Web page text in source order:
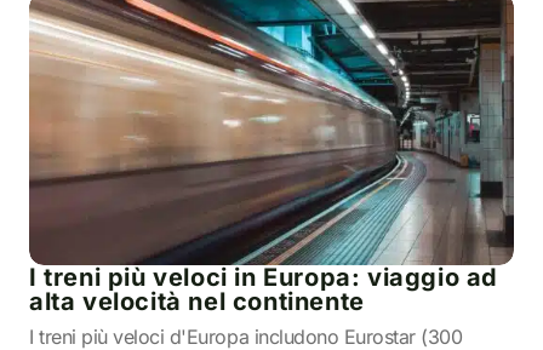
I treni più veloci in Europa: viaggio ad
alta velocità nel continente
I treni più veloci d'Europa includono Eurostar (300